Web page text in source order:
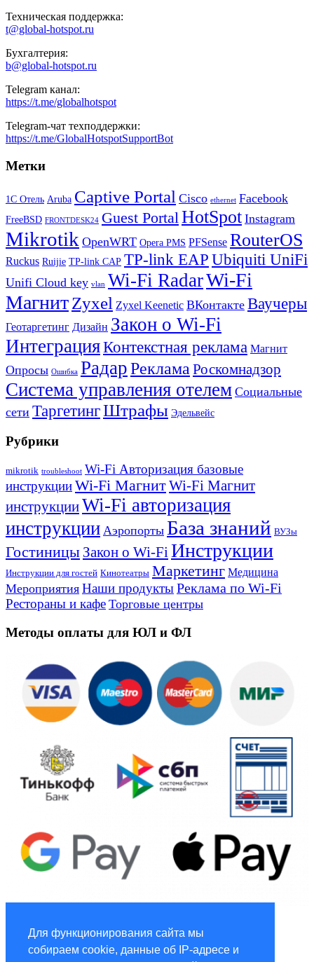
Для функционирования сайта мы
собираем cookie, данные об IP-адресе и
Техническая поддержка:
t@global-hotspot.ru
Бухгалтерия:
b@global-hotspot.ru
Telegram канал:
https://t.me/globalhotspot
Telegram-чат техподдержки:
https://t.me/GlobalHotspotSupportBot
Метки
1С Отель Aruba Captive Portal Cisco ethernet Facebook
FreeBSD FRONTDESK24 Guest Portal HotSpot Instagram
Mikrotik OpenWRT Opera PMS PFSense RouterOS
Ruckus Ruijie TP-link CAP TP-link EAP Ubiquiti UniFi
Unifi Cloud key vlan Wi-Fi RadarWi-Fi
МагнитZyxel Zyxel Keenetic ВКонтакте Ваучеры
Геотаргетинг Дизайн Закон о Wi-Fi
ИнтеграцияКонтекстная реклама Магнит
Опросы Ошибка РадарРеклама Роскомнадзор
Система управления отелем Социальные
сети ТаргетингШтрафы Эдельвейс
Рубрики
mikrotik troubleshoot Wi-Fi Авторизация базовые
инструкцииWi-Fi МагнитWi-Fi Магнит
инструкцииWi-Fi авторизация
инструкции Аэропорты База знаний ВУЗы
Гостиницы Закон о Wi-FiИнструкции
Инструкции для гостей Кинотеатры Маркетинг Медицина
Мероприятия Наши продуктыРеклама по Wi-Fi
Рестораны и кафе Торговые центры
Методы оплаты для ЮЛ и ФЛ
Global Marketing
Услуги по маркетингу и рекламе global-adv.ru